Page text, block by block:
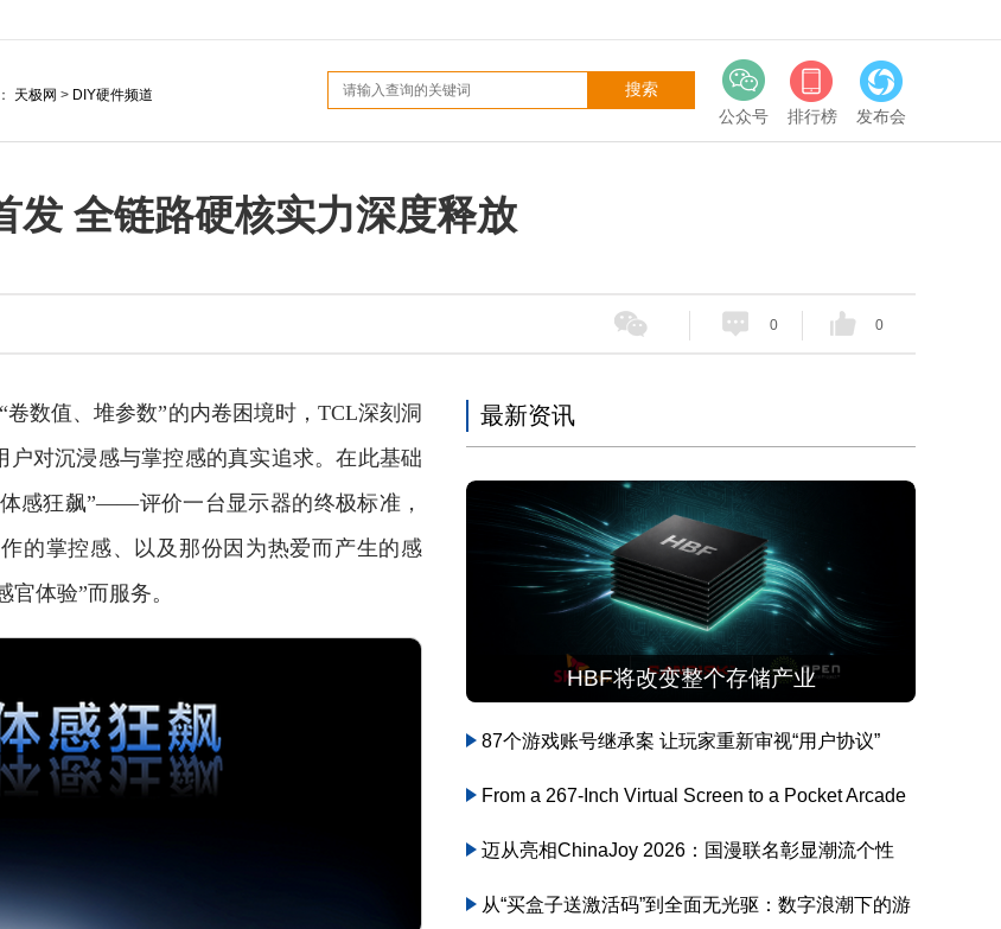
天极网 > DIY硬件频道
公众号 排行榜 发布会
全链路硬核实力深度释放
0 0
卷数值、堆参数”的内卷困境时，TCL深刻洞
对沉浸感与掌控感的真实追求。在此基础
感狂飙”——评价一台显示器的终极标准，
的掌控感、以及那份因为热爱而产生的感
体验”而服务。
最新资讯
HBF将改变整个存储产业
87个游戏账号继承案 让玩家重新审视“用户协议”
From a 267-Inch Virtual Screen to a Pocket Arcade
迈从亮相ChinaJoy 2026：国漫联名彰显潮流个性
从“买盒子送激活码”到全面无光驱：数字浪潮下的游